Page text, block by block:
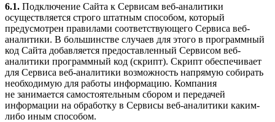
6.1. Подключение Сайта к Сервисам веб-аналитики
осуществляется строго штатным способом, который
предусмотрен правилами соответствующего Сервиса веб-
аналитики. В большинстве случаев для этого в программный
код Сайта добавляется предоставленный Сервисом веб-
аналитики программный код (скрипт). Скрипт обеспечивает
для Сервиса веб-аналитики возможность напрямую собирать
необходимую для работы информацию. Компания
не занимается самостоятельным сбором и передачей
информации на обработку в Сервисы веб-аналитики каким-
либо иным способом.